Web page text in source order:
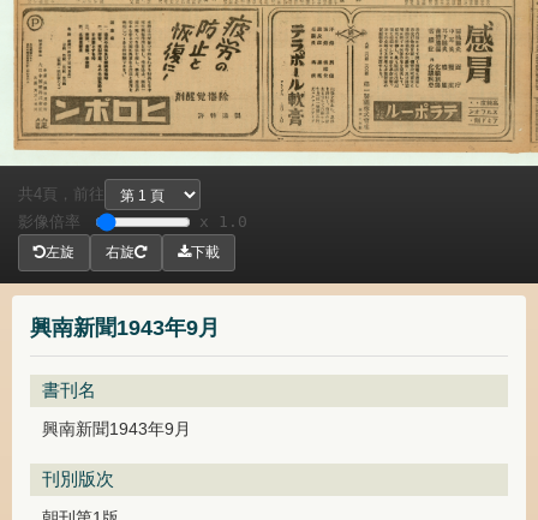
興南新聞1943年9月
書刊名
興南新聞1943年9月
刊別版次
共4頁，
前往
影像倍率
x 1.0
左旋 右旋 下載